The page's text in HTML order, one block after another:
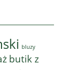
bluzy
butik z